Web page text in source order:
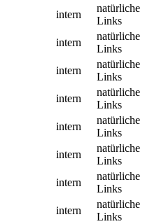
intern
natürliche
Links
intern
natürliche
Links
intern
natürliche
Links
intern
natürliche
Links
intern
natürliche
Links
intern
natürliche
Links
intern
natürliche
Links
intern
natürliche
Links